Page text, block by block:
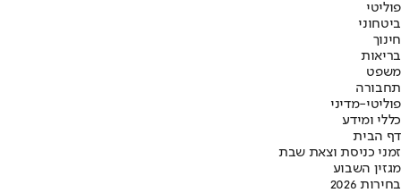
פוליטי
ביטחוני
חינוך
בריאות
משפט
תחבורה
פוליטי-מדיני
כללי ומידע
דף הבית
זמני כניסת וצאת שבת
מגזין השבוע
בחירות 2026